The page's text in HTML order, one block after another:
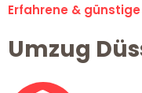
Erfahrene &
Umzug